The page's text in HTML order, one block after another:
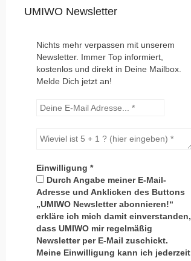
UMIWO Newsletter
Nichts mehr verpassen mit unserem
Newsletter. Immer Top informiert,
kostenlos und direkt in Deine Mailbox.
Melde Dich jetzt an!
Einwilligung *
Durch Angabe meiner E-Mail-
Adresse und Anklicken des Buttons
„UMIWO Newsletter abonnieren!“
erkläre ich mich damit einverstanden,
dass UMIWO mir regelmäßig
Newsletter per E-Mail zuschickt.
Meine Einwilligung kann ich jederzeit